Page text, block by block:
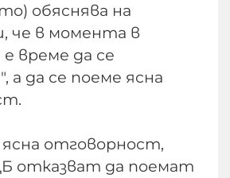
обяснява на
че в момента в
е време да се
а да се поеме ясна
отговорност,
отказват да поемат